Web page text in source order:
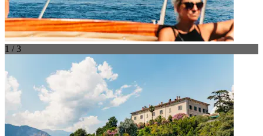
1 / 3